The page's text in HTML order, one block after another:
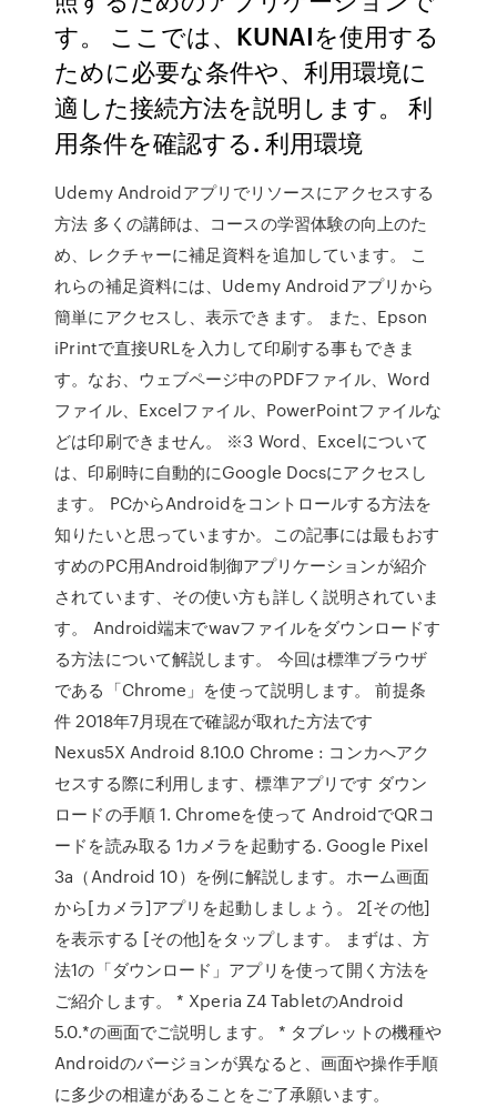
す。 ここでは、KUNAIを使用する
ために必要な条件や、利用環境に
適した接続方法を説明します。 利
用条件を確認する. 利用環境
Udemy Androidアプリでリソースにアクセスする
方法 多くの講師は、コースの学習体験の向上のた
め、レクチャーに補足資料を追加しています。 こ
れらの補足資料には、Udemy Androidアプリから
簡単にアクセスし、表示できます。 また、Epson
iPrintで直接URLを入力して印刷する事もできま
す。なお、ウェブページ中のPDFファイル、Word
ファイル、Excelファイル、PowerPointファイルな
どは印刷できません。 ※3 Word、Excelについて
は、印刷時に自動的にGoogle Docsにアクセスし
ます。 PCからAndroidをコントロールする方法を
知りたいと思っていますか。この記事には最もおす
すめのPC用Android制御アプリケーションが紹介
されています、その使い方も詳しく説明されていま
す。 Android端末でwavファイルをダウンロードす
る方法について解説します。 今回は標準ブラウザ
である「Chrome」を使って説明します。 前提条
件 2018年7月現在で確認が取れた方法です
Nexus5X Android 8.10.0 Chrome : コンカへアク
セスする際に利用します、標準アプリです ダウン
ロードの手順 1. Chromeを使って AndroidでQRコ
ードを読み取る 1カメラを起動する. Google Pixel
3a（Android 10）を例に解説します。ホーム画面
から[カメラ]アプリを起動しましょう。 2[その他]
を表示する [その他]をタップします。 まずは、方
法1の「ダウンロード」アプリを使って開く方法を
ご紹介します。 * Xperia Z4 TabletのAndroid
5.0.*の画面でご説明します。 * タブレットの機種や
Androidのバージョンが異なると、画面や操作手順
に多少の相違があることをご了承願います。